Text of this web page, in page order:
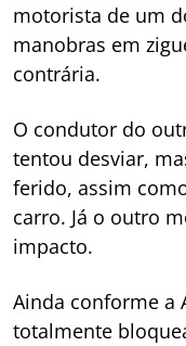
motorista de um
manobras em
contrária.
O condutor do
tentou desviar,
ferido, assim
carro. Já o outro
impacto.
Ainda conforme a
totalmente